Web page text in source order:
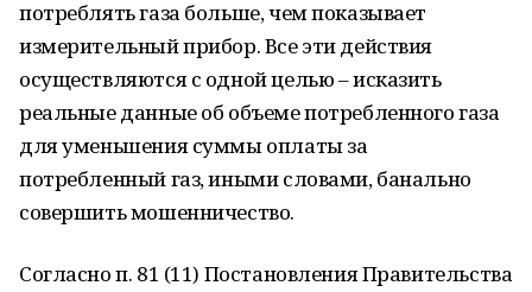
потреблять газа больше, чем показывает
измерительный прибор. Все эти действия
осуществляются с одной целью – исказить
реальные данные об объеме потребленного газа
для уменьшения суммы оплаты за
потребленный газ, иными словами, банально
совершить мошенничество.
Согласно п. 81 (11) Постановления Правительства